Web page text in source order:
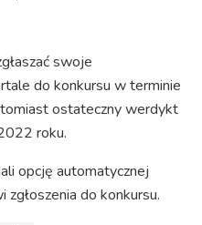
swoje
do konkursu w terminie
ostateczny werdykt
roku.
opcję automatycznej
zgłoszenia do konkursu.